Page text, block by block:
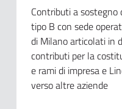
Contributi a sostegno
tipo B con sede
di Milano articolati in
contributi per la
e rami di impresa e
verso altre aziende